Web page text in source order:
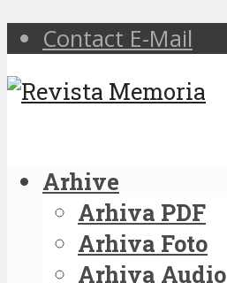
Contact E-Mail
Arhive
Arhiva PDF
Arhiva Foto
Arhiva Audio